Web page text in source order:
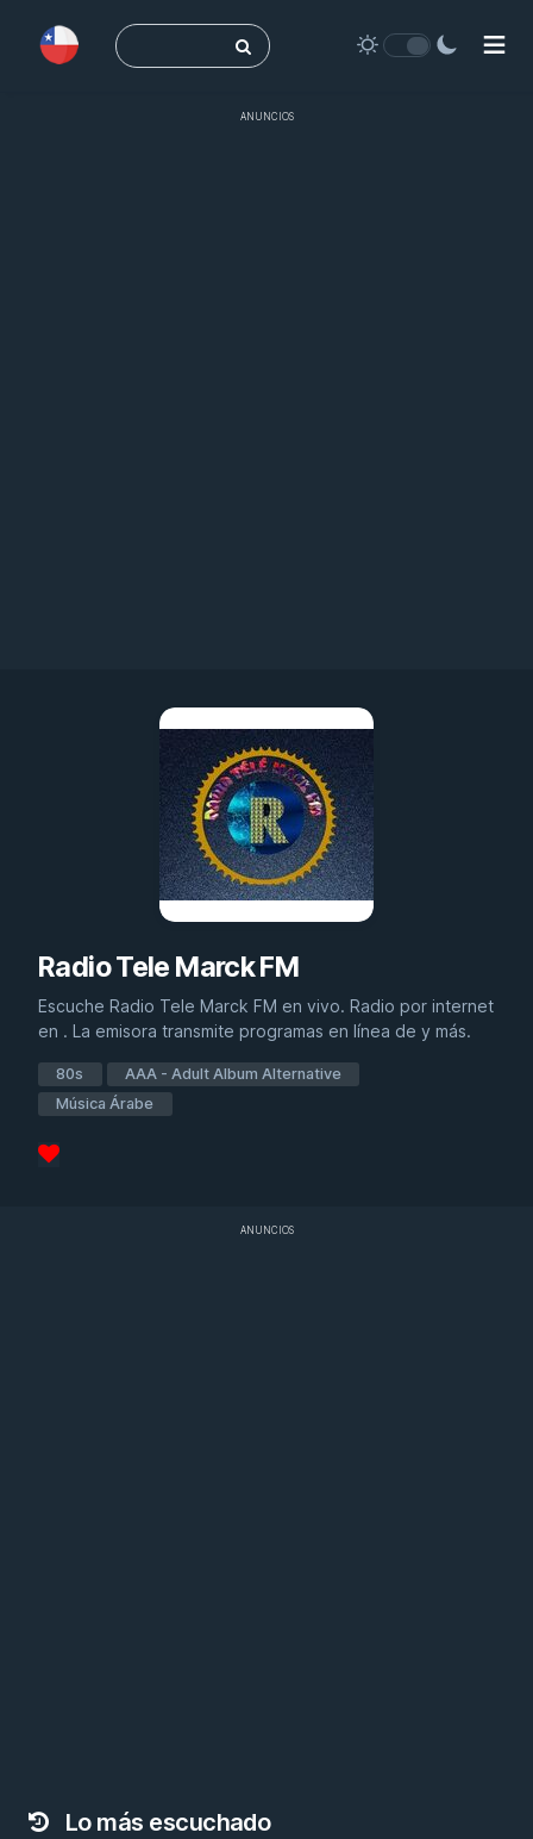
Buscar:
ANUNCIOS
Radio Tele Marck FM
Escuche Radio Tele Marck FM en vivo. Radio por internet
en . La emisora transmite programas en línea de y más.
80s
AAA - Adult Album Alternative
Música Árabe
ANUNCIOS
Lo más escuchado